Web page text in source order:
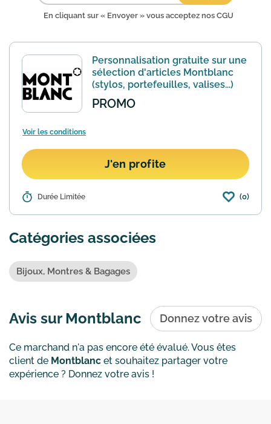
En cliquant sur « Envoyer » vous acceptez nos CGU
Personnalisation gratuite sur une
sélection d'articles Montblanc
(stylos, portefeuilles, valises...)
PROMO
Voir les conditions
J'en profite
Détails : Si vous cherchez un cadeau unique à
une sélection d'articles allant des stylos
Durée Limitée (0)
Catégories associées
Bijoux, Montres & Bagages
Avis sur Montblanc Donnez votre avis
Ce marchand n'a pas encore été évalué. Vous êtes
client de Montblanc et souhaitez partager votre
expérience ? Donnez votre avis !